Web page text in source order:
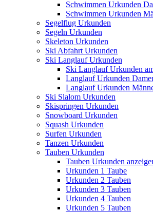
Schwimmen Urkunden
Schwimmen Urkunden
Segelflug Urkunden
Segeln Urkunden
Skeleton Urkunden
Ski Abfahrt Urkunden
Ski Langlauf Urkunden
Ski Langlauf Urkunden
Langlauf Urkunden
Langlauf Urkunden
Ski Slalom Urkunden
Skispringen Urkunden
Snowboard Urkunden
Squash Urkunden
Surfen Urkunden
Tanzen Urkunden
Tauben Urkunden
Tauben Urkunden
Urkunden 1 Taube
Urkunden 2 Tauben
Urkunden 3 Tauben
Urkunden 4 Tauben
Urkunden 5 Tauben